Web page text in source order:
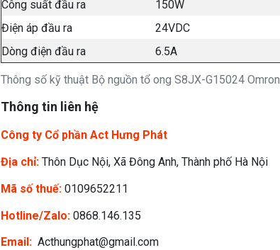
Thông số kỹ thuật Bộ nguồn tổ ong S8JX-G15024 Omron
Công suất đầu ra
150W
Điện áp đầu ra
24VDC
Dòng điện đầu ra
6.5A
Thông tin liên hệ
Công ty Cổ phần Act Hưng Phát
Địa chỉ: Thôn Dục Nội, Xã Đông Anh, Thành phố Hà Nội
Mã số thuế: 0109652211
Hotline/Zalo: 0868.146.135
Email: Acthungphat@gmail.com